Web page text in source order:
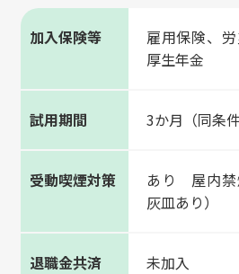
加入保険等
雇用保険、
厚生年金
試用期間 3か月（同条件
受動喫煙対策
あり 屋内禁
灰皿あり）
退職金共済 未加入